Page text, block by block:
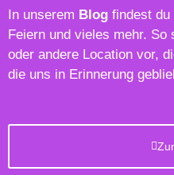
In unserem Blog findest du
Feiern und vieles mehr.
oder andere Location vor,
die uns in Erinnerung